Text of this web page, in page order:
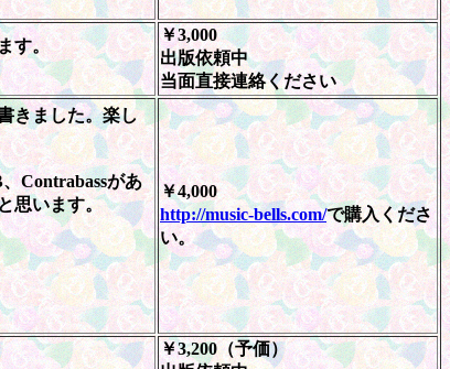
す。
￥3,000
出版依頼中
当面直接連絡ください
きました。楽し
Contrabassがあ
思います。
￥4,000
http://music-bells.com/で購入くださ
い。
￥3,200（予価）